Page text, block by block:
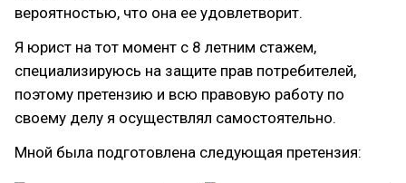
вероятностью, что она ее удовлетворит.
Я юрист на тот момент с 8 летним стажем,
специализируюсь на защите прав потребителей,
поэтому претензию и всю правовую работу по
своему делу я осуществлял самостоятельно.
Мной была подготовлена следующая претензия: